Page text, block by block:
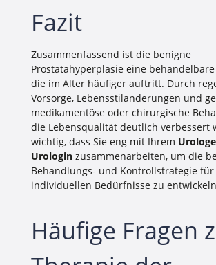
Fazit
Zusammenfassend ist die benigne
Prostatahyperplasie eine
die im Alter häufiger auftritt. Durch
Vorsorge, Lebensstiländerungen und
medikamentöse oder chirurgische
die Lebensqualität deutlich verbessert
wichtig, dass Sie eng mit Ihrem
Urologin zusammenarbeiten, um die
Behandlungs- und Kontrollstrategie
individuellen Bedürfnisse zu
Häufige Fragen